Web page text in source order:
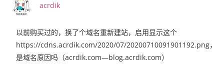
acrdik
以前购买过的，换了个域名重新建站，启用显示这个
https://cdns.acrdik.com/2020/07/20200710091901192.png，
是域名原因吗（acrdik.com—blog.acrdik.com）